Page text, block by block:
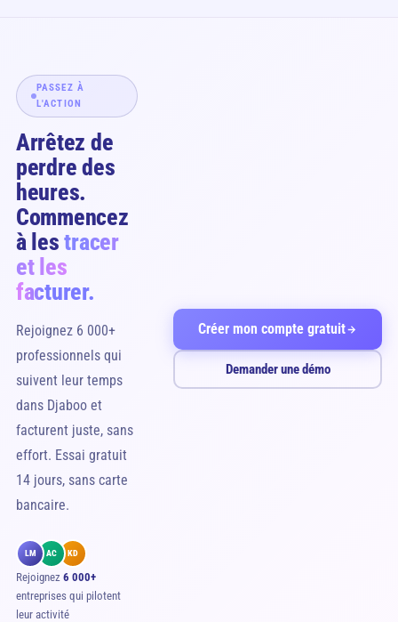
PASSEZ À
L'ACTION
Arrêtez de
perdre des
heures.
Commencez
à lestracer
et les
facturer.
Rejoignez 6 000+
professionnels qui
suivent leur temps
dans Djaboo et
facturent juste, sans
effort. Essai gratuit
14 jours, sans carte
bancaire.
LM AC KD
Rejoignez 6 000+
entreprises qui pilotent
leur activité
Créer mon compte gratuit
Demander une démo